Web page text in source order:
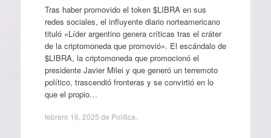
Tras haber promovido el token $LIBRA en sus
redes sociales, el influyente diario norteamericano
tituló «Líder argentino genera críticas tras el cráter
de la criptomoneda que promovió». El escándalo de
$LIBRA, la criptomoneda que promocionó el
presidente Javier Milei y que generó un terremoto
político, trascendió fronteras y se convirtió en lo
que el propio…
febrero 16, 2025 de Política